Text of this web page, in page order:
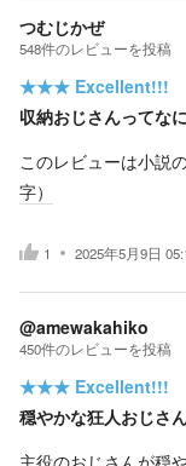
つむじかぜ
548件のレビューを投稿
★★★ Excellent!!!
収納おじさんって
このレビューは小説
字）
1 2025年5月9日
@amewakahiko
450件のレビューを投稿
★★★ Excellent!!!
穏やかな狂人おじさ
主役のおじさんが穏